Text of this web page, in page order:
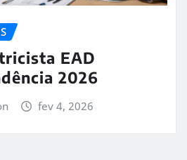
EAD
2026
fev 4, 2026